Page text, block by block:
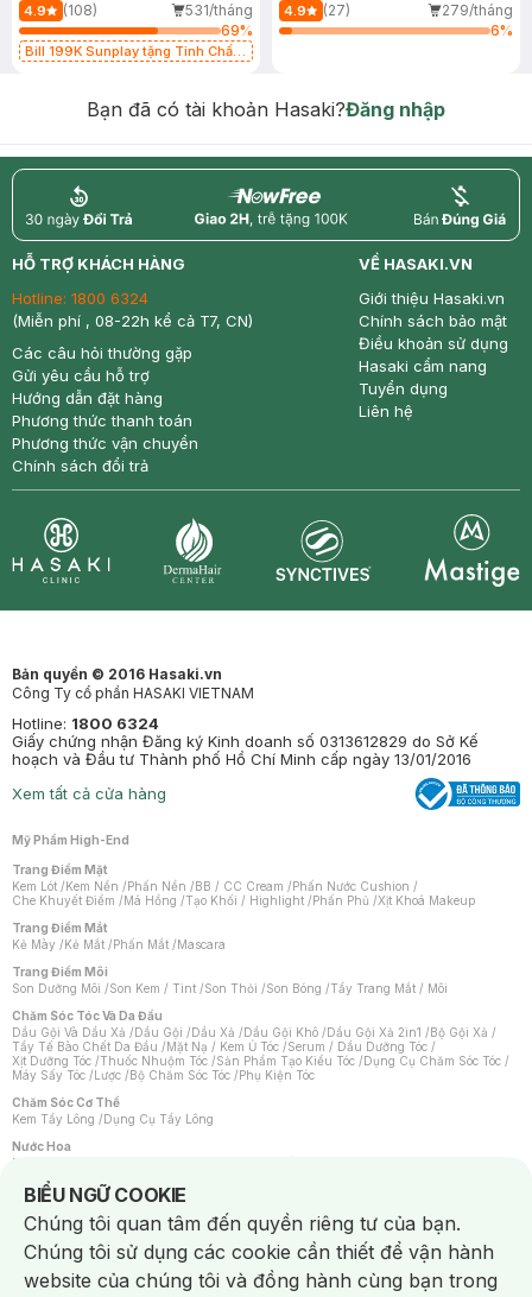
4.9 (108)
531/tháng
69%
Bill 199K Sunplay tặng Tinh Chất
4.9 (27)
279/tháng
6%
Bạn đã có tài khoản Hasaki?Đăng nhập
return nowfree price
HỖ TRỢ KHÁCH HÀNG
Hotline: 1800 6324
(Miễn phí , 08-22h kể cả T7, CN)
Các câu hỏi thường gặp
Gửi yêu cầu hỗ trợ
Hướng dẫn đặt hàng
Phương thức thanh toán
Phương thức vận chuyển
Chính sách đổi trả
VỀ HASAKI.VN
Giới thiệu Hasaki.vn
Chính sách bảo mật
Điều khoản sử dụng
Hasaki cẩm nang
Tuyển dụng
Liên hệ
Bản quyền © 2016 Hasaki.vn
Công Ty cổ phần HASAKI VIETNAM
Hotline: 1800 6324
Giấy chứng nhận Đăng ký Kinh doanh số 0313612829 do Sở Kế
hoạch và Đầu tư Thành phố Hồ Chí Minh cấp ngày 13/01/2016
Xem tất cả cửa hàng
Mỹ Phẩm High-End
Trang Điểm Mặt
Kem Lót /Kem Nền /Phấn Nền /BB / CC Cream /Phấn Nước Cushion /
Che Khuyết Điểm /Má Hồng /Tạo Khối / Highlight /Phấn Phủ /Xịt Khoá Makeup
Trang Điểm Mắt
Kẻ Mày /Kẻ Mắt /Phấn Mắt /Mascara
Trang Điểm Môi
Son Dưỡng Môi /Son Kem / Tint /Son Thỏi /Son Bóng /Tẩy Trang Mắt / Môi
Chăm Sóc Tóc Và Da Đầu
Dầu Gội Và Dầu Xả /Dầu Gội /Dầu Xả /Dầu Gội Khô /Dầu Gội Xả 2in1 /Bộ Gội Xả /
Tẩy Tế Bào Chết Da Đầu /Mặt Nạ / Kem Ủ Tóc /Serum / Dầu Dưỡng Tóc /
Xịt Dưỡng Tóc /Thuốc Nhuộm Tóc /Sản Phẩm Tạo Kiểu Tóc /Dụng Cụ Chăm Sóc Tóc /
Máy Sấy Tóc /Lược /Bộ Chăm Sóc Tóc /Phụ Kiện Tóc
Chăm Sóc Cơ Thể
Kem Tẩy Lông /Dụng Cụ Tẩy Lông
Nước Hoa
Nước Hoa Nữ
Chăm Sóc Cá Nhân
Chống Muỗi /Khẩu Trang /Máy Massage/Mặt Nạ Xông Hơi /Nước Rửa Tay/
Sản Phẩm Chăm Sóc Khác /Bàn Chải Đánh Răng /Bàn Chải Điện/
Hỗ Trợ Trắng Răng/Kem Đánh Răng /Máy Tăm Nước/ Nước Súc Miệng/
Tăm / Chỉ Nha Khoa/ Xịt Thơm Miệng / Dung Dịch Vệ Sinh/Dưỡng Vùng Kín/
Khăn Ướt Vệ Sinh Vùng Kín/Băng Vệ Sinh/Tampon/Bọt Cạo Râu /Dao Cạo Râu/
Máy Cạo Râu
BIỂU NGỮ COOKIE
Notice about cookies usage
Chúng tôi quan tâm đến quyền riêng tư của bạn.
Chúng tôi sử dụng các cookie cần thiết để vận hành
website của chúng tôi và đồng hành cùng bạn trong